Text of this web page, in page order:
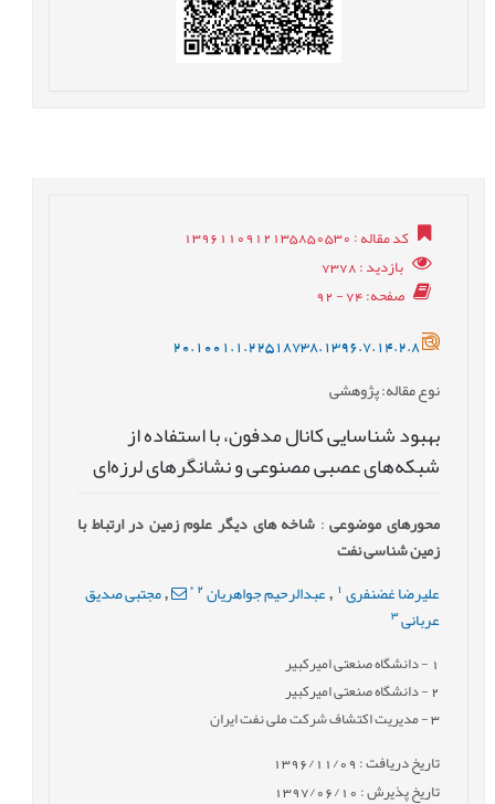
کد مقاله: 1396110912135850530
بازدید: 7378
صفحه: 74 - 92
20.1001.1.22518738.1396.7.14.2.8
نوع مقاله: پژوهشی
بهبود شناسایی کانال‌ مدفون، با استفاده از
شبکه‌های عصبی مصنوعی و نشانگرهای لرزه‌ای
محورهای موضوعی: شاخه های دیگر علوم زمین در ارتباط با
زمین شناسی نفت
علیرضا غضنفری , عبدالرحیم جواهریان 2
*
,مجتبی صدیق
عربانی 3
- دانشگاه صنعتی امیرکبیر
2- دانشگاه صنعتی امیرکبیر
3- مدیریت اکتشاف شرکت ملی نفت ایران
تاریخ دریافت : 1396/11/09
تاریخ پذیرش : 1397/06/10